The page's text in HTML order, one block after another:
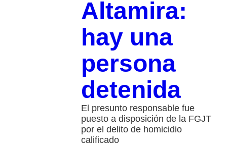
Altamira:
hay una
persona
detenida
El presunto responsable fue
puesto a disposición de la FGJT
por el delito de homicidio
calificado